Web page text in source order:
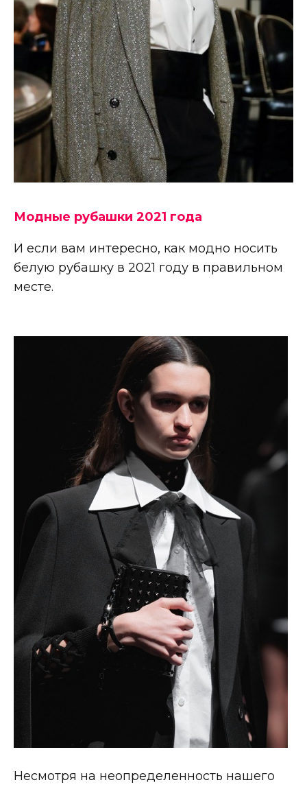
Модные рубашки 2021 года
И если вам интересно, как модно носить
белую рубашку в 2021 году в правильном
месте.
Несмотря на неопределенность нашего